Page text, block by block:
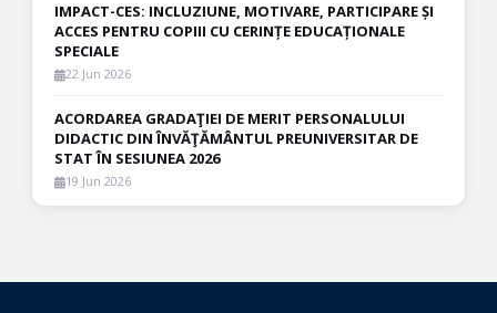
IMPACT-CES: INCLUZIUNE, MOTIVARE, PARTICIPARE ȘI
ACCES PENTRU COPIII CU CERINȚE EDUCAȚIONALE
SPECIALE
22 Jun 2026
ACORDAREA GRADAŢIEI DE MERIT PERSONALULUI
DIDACTIC DIN ÎNVĂŢĂMÂNTUL PREUNIVERSITAR DE
STAT ÎN SESIUNEA 2026
19 Jun 2026